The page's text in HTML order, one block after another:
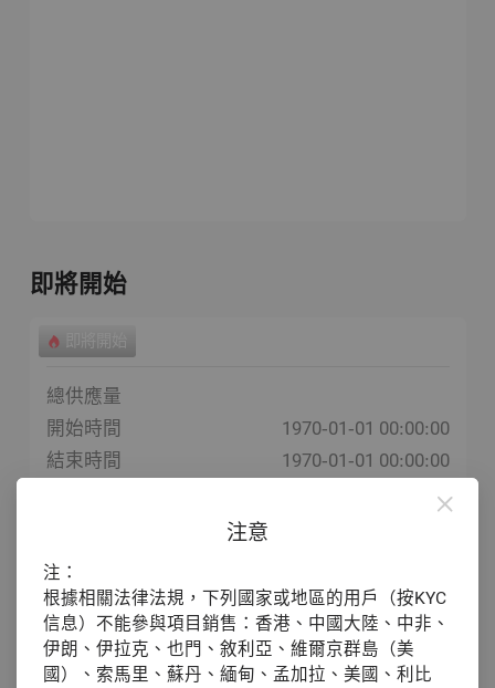
即將開始
總供應量
開始時間
結束時間
1970-01-01 00:00:00
1970-01-01 00:00:00
1970-01-01
注意
注：
根據相關法律法規，下列國家或地區的用戶（按KYC
信息）不能參與項目銷售：香港、中國大陸、中非、
伊朗、伊拉克、也門、敘利亞、維爾京群島（美
國）、索馬里、蘇丹、緬甸、孟加拉、美國、利比